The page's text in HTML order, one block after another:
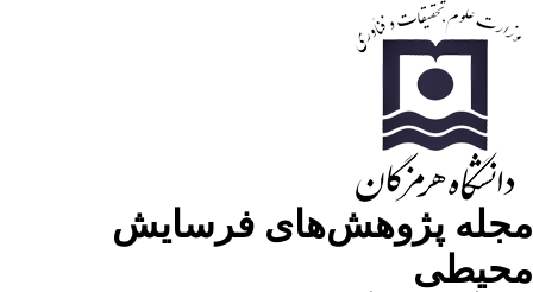
پژوهش‌های فرسایش